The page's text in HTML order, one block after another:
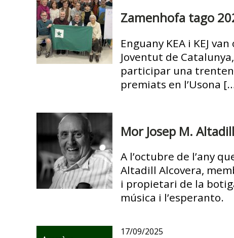
Zamenhofa tago
Enguany KEA i KEJ
Joventut de
participar una
premiats en l’Usona
Mor Josep M. Altadill
A l’octubre de l’any
Altadill Alcovera,
i propietari de la
música i l’esperanto.
17/09/2025